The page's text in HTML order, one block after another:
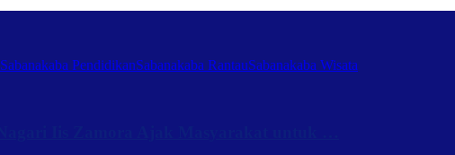
Sabanakaba PendidikanSabanakaba RantauSabanakaba Wisata